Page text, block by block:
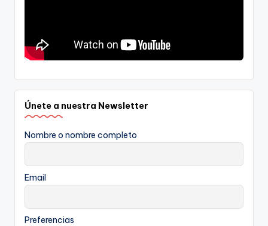
Únete a nuestra Newsletter
Nombre o nombre completo
Email
Preferencias